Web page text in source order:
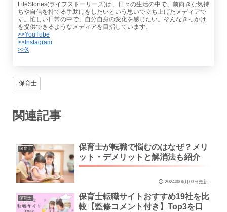
LifeStories(ライフストーリーズ)は、日々の生活の中で、前向きな気持
ちや自信を持てる手助けをしたいという思いで立ち上げたメディアで
す。忙しい日常の中で、自分自身の変化を感じたい。そんなきっかけ
を提供できるようなメディアを目指しています。
>>YouTube
>>Instagram
>>X
保育士
関連記事
保育士
保育士が転職で悩むのはなぜ？メリ
ット・デメリットと解消法も紹介
2024年06月03日更新
保育士
保育士転職サイトおすすめ19社を比
較【監修コメント付き】Top3を口